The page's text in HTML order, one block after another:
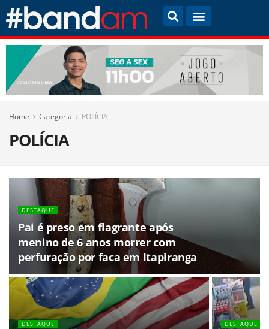
Home Categoria POLÍCIA
POLÍCIA
DESTAQUE
Pai é preso em flagrante após
menino de 6 anos morrer com
perfuração por faca em Itapiranga
DESTAQUE DESTAQUE